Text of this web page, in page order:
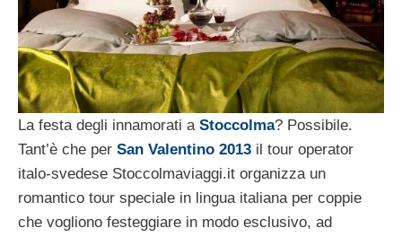
La festa degli innamorati a Stoccolma? Possibile.
Tant’è che per San Valentino 2013 il tour operator
italo-svedese Stoccolmaviaggi.it organizza un
romantico tour speciale in lingua italiana per coppie
che vogliono festeggiare in modo esclusivo, ad